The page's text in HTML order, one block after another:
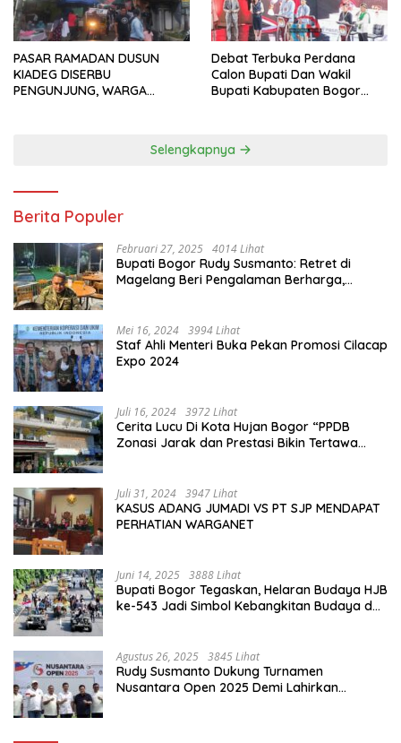
PASAR RAMADAN DUSUN
KIADEG DISERBU
PENGUNJUNG, WARGA
Debat Terbuka Perdana
Calon Bupati Dan Wakil
Bupati Kabupaten Bogor
Selengkapnya
Berita Populer
Februari 27, 2025 4014 Lihat
Bupati Bogor Rudy Susmanto: Retret di
Magelang Beri Pengalaman Berharga,
Mei 16, 2024 3994 Lihat
Staf Ahli Menteri Buka Pekan Promosi Cilacap
Expo 2024
Juli 16, 2024 3972 Lihat
Cerita Lucu Di Kota Hujan Bogor “PPDB
Zonasi Jarak dan Prestasi Bikin Tertawa
Juli 31, 2024 3947 Lihat
KASUS ADANG JUMADI VS PT SJP MENDAPAT
PERHATIAN WARGANET
Juni 14, 2025 3888 Lihat
Bupati Bogor Tegaskan, Helaran Budaya HJB
ke-543 Jadi Simbol Kebangkitan Budaya dan
Agustus 26, 2025 3845 Lihat
Rudy Susmanto Dukung Turnamen
Nusantara Open 2025 Demi Lahirkan